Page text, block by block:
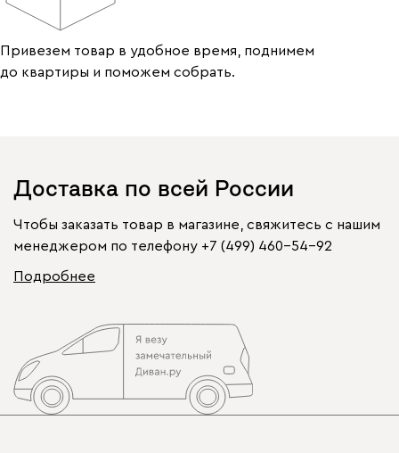
Привезем товар в удобное время, поднимем
до квартиры и поможем собрать.
Доставка по всей России
Чтобы заказать товар в магазине, свяжитесь с нашим
менеджером по телефону +7 (499) 460-54-92
Подробнее